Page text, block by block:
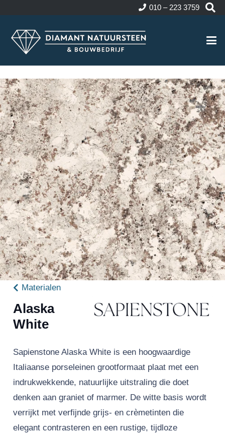
010 – 223 3759
Materialen
Alaska
White
Sapienstone Alaska White is een hoogwaardige
Italiaanse porseleinen grootformaat plaat met een
indrukwekkende, natuurlijke uitstraling die doet
denken aan graniet of marmer. De witte basis wordt
verrijkt met verfijnde grijs- en crèmetinten die
elegant contrasteren en een rustige, tijdloze